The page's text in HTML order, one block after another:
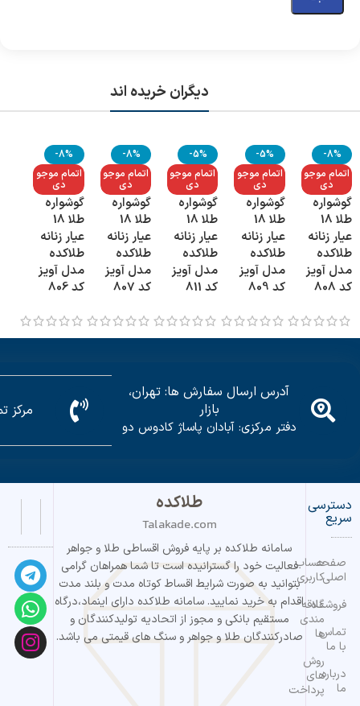
دیگران خریده اند
-8%
اتمام موجو
دی
گوشواره
طلا 18
عیار زنانه
طلاکده
مدل آویز
کد 808
-5%
اتمام موجو
دی
گوشواره
طلا 18
عیار زنانه
طلاکده
مدل آویز
کد 809
-5%
اتمام موجو
دی
گوشواره
طلا 18
عیار زنانه
طلاکده
مدل آویز
کد 811
-8%
اتمام موجو
دی
گوشواره
طلا 18
عیار زنانه
طلاکده
مدل آویز
کد 807
-8%
اتمام موجو
دی
گوشواره
طلا 18
عیار زنانه
طلاکده
مدل آویز
کد 806
آدرس ارسال سفارش ها: تهران،
بازار
دفتر مرکزی: آبادان پاساژ کادوس دو
مرکز تماس:
دسترسی
سریع
صفحه
اصلی
فروشگاه
تماس
با ما
درباره
ما
حساب
کاربری
علاقه
مندی
ها
روش
های
پرداخت
طلاکده
Talakade.com
سامانه طلاکده بر پایه فروش اقساطی طلا و جواهر
فعالیت خود را گسترانیده است تا شما همراهان گرامی
بتوانید به صورت شرایط اقساط کوتاه مدت و بلند مدت
اقدام به خرید نمایید. سامانه طلاکده دارای اینماد،درگاه
مستقیم بانکی و مجوز از اتحادیه تولیدکنندگان و
صادرکنندگان طلا و جواهر و سنگ های قیمتی می باشد.